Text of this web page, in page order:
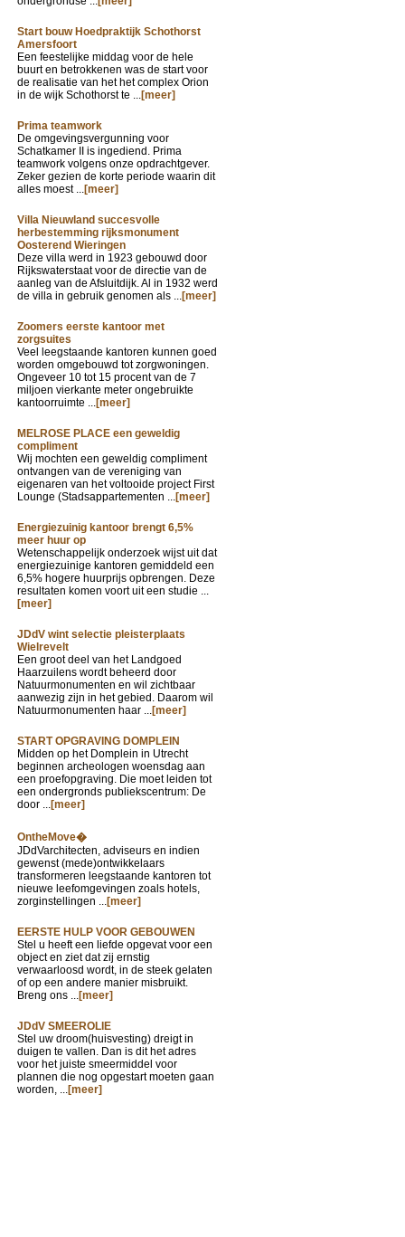
Start bouw Hoedpraktijk Schothorst
Amersfoort
Een feestelijke middag voor de hele
buurt en betrokkenen was de start voor
de realisatie van het het complex Orion
in de wijk Schothorst te ...[meer]
Prima teamwork
De omgevingsvergunning voor
Schatkamer II is ingediend. Prima
teamwork volgens onze opdrachtgever.
Zeker gezien de korte periode waarin dit
alles moest ...[meer]
Villa Nieuwland succesvolle
herbestemming rijksmonument
Oosterend Wieringen
Deze villa werd in 1923 gebouwd door
Rijkswaterstaat voor de directie van de
aanleg van de Afsluitdijk. Al in 1932 werd
de villa in gebruik genomen als ...[meer]
Zoomers eerste kantoor met
zorgsuites
Veel leegstaande kantoren kunnen goed
worden omgebouwd tot zorgwoningen.
Ongeveer 10 tot 15 procent van de 7
miljoen vierkante meter ongebruikte
kantoorruimte ...[meer]
MELROSE PLACE een geweldig
compliment
Wij mochten een geweldig compliment
ontvangen van de vereniging van
eigenaren van het voltooide project First
Lounge (Stadsappartementen ...[meer]
Energiezuinig kantoor brengt 6,5%
meer huur op
Wetenschappelijk onderzoek wijst uit dat
energiezuinige kantoren gemiddeld een
6,5% hogere huurprijs opbrengen. Deze
resultaten komen voort uit een studie ...
[meer]
JDdV wint selectie pleisterplaats
Wielrevelt
Een groot deel van het Landgoed
Haarzuilens wordt beheerd door
Natuurmonumenten en wil zichtbaar
aanwezig zijn in het gebied. Daarom wil
Natuurmonumenten haar ...[meer]
START OPGRAVING DOMPLEIN
Midden op het Domplein in Utrecht
beginnen archeologen woensdag aan
een proefopgraving. Die moet leiden tot
een ondergronds publiekscentrum: De
door ...[meer]
OntheMove�
JDdVarchitecten, adviseurs en indien
gewenst (mede)ontwikkelaars
transformeren leegstaande kantoren tot
nieuwe leefomgevingen zoals hotels,
zorginstellingen ...[meer]
EERSTE HULP VOOR GEBOUWEN
Stel u heeft een liefde opgevat voor een
object en ziet dat zij ernstig
verwaarloosd wordt, in de steek gelaten
of op een andere manier misbruikt.
Breng ons ...[meer]
JDdV SMEEROLIE
Stel uw droom(huisvesting) dreigt in
duigen te vallen. Dan is dit het adres
voor het juiste smeermiddel voor
plannen die nog opgestart moeten gaan
worden, ...[meer]